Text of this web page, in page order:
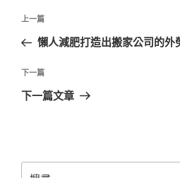
文
導
覽
上
一
文
章
上一篇
懶人減肥打造出搬家公司的外
下
一
下一篇
下一篇文章